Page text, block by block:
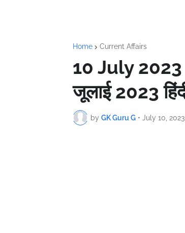
Home Current Affairs
10 July
जूलाई 2023
by GK Guru G • July 10, 2023